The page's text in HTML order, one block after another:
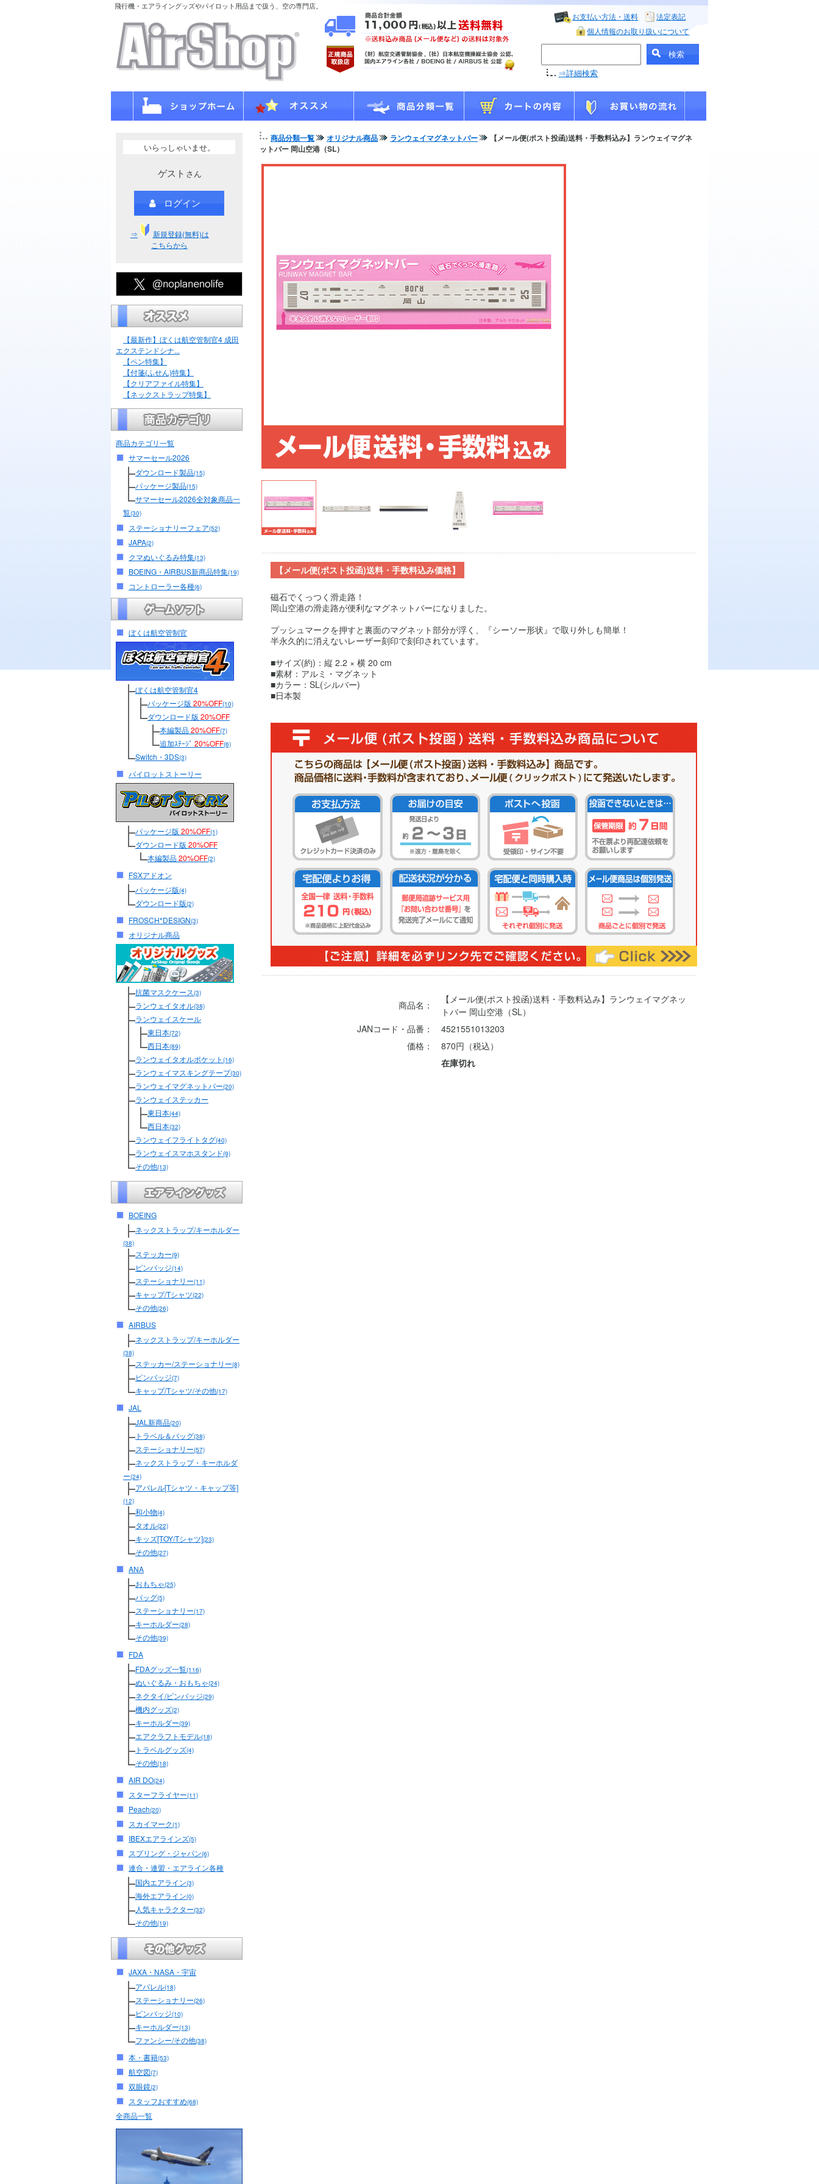
飛行機・エアライングッズやパイロット用品まで扱う、空の専門店。
お支払い方法・送料
法定表記
個人情報のお取り扱いについて
⇒詳細検索
いらっしゃいませ。
ゲスト さん
ログイン
⇒
新規登録(無料)は
こちらから
【最新作】ぼくは航空管制官4 成田
エクステンドシナ...
【ペン特集】
【付箋(ふせん)特集】
【クリアファイル特集】
【ネックストラップ特集】
商品カテゴリ一覧
サマーセール2026
ダウンロード製品(15)
パッケージ製品(15)
サマーセール2026全対象商品一
覧(30)
ステーショナリーフェア(52)
JAPA(2)
クマぬいぐるみ特集(13)
BOEING・AIRBUS新商品特集(19)
コントローラー各種(6)
ぼくは航空管制官
ぼくは航空管制官4
パッケージ版 20%OFF(10)
ダウンロード版 20%OFF
本編製品20%OFF(7)
追加ｽﾃｰｼﾞ 20%OFF(6)
Switch・3DS(3)
パイロットストーリー
パッケージ版 20%OFF(1)
ダウンロード版 20%OFF
本編製品20%OFF(2)
FSXアドオン
パッケージ版(4)
ダウンロード版(2)
FROSCH*DESIGN(3)
オリジナル商品
抗菌マスクケース(3)
ランウェイタオル(38)
ランウェイスケール
東日本(72)
西日本(89)
ランウェイタオルポケット (16)
ランウェイマスキングテープ(30)
ランウェイマグネットバー(20)
ランウェイステッカー
東日本(44)
西日本(32)
ランウェイフライトタグ(40)
ランウェイスマホスタンド(9)
その他(13)
BOEING
ネックストラップ/キーホルダー
(38)
ステッカー(9)
ピンバッジ(14)
ステーショナリー(11)
キャップ/Tシャツ(22)
その他(26)
AIRBUS
ネックストラップ/キーホルダー
(38)
ステッカー/ステーショナリー(8)
ピンバッジ(7)
キャップ/Tシャツ/その他(17)
JAL
JAL新商品(20)
トラベル＆バッグ(38)
ステーショナリー(57)
ネックストラップ・キーホルダ
ー(24)
アパレル[Tシャツ・キャップ等]
(12)
和小物(4)
タオル(22)
キッズ[TOY/Tシャツ](23)
その他(27)
ANA
おもちゃ(25)
バッグ(5)
ステーショナリー(17)
キーホルダー(28)
その他(39)
FDA
FDAグッズ一覧(116)
ぬいぐるみ・おもちゃ(24)
ネクタイ/ピンバッジ(29)
機内グッズ(2)
キーホルダー(39)
エアクラフトモデル(18)
トラベルグッズ(4)
その他(18)
AIR DO(24)
スターフライヤー(11)
Peach(20)
スカイマーク(1)
IBEXエアラインズ(5)
スプリング・ジャパン(6)
連合・連盟・エアライン各種
国内エアライン(3)
海外エアライン(0)
人気キャラクター(32)
その他(19)
JAXA・NASA・宇宙
アパレル(18)
ステーショナリー(26)
ピンバッジ(10)
キーホルダー(13)
ファンシー/その他(38)
本・書籍(53)
航空図(7)
双眼鏡(2)
スタッフおすすめ(68)
全商品一覧
商品分類一覧 オリジナル商品 ランウェイマグネットバー
【メール便(ポスト投函)送料・手数料込み】ランウェイマグネ
ットバー 岡山空港（SL）
【メール便(ポスト投函)送料・手数料込み価格】
磁石でくっつく滑走路！
岡山空港の滑走路が便利なマグネットバーになりました。
プッシュマークを押すと裏面のマグネット部分が浮く、『シーソー形状』で取り外しも簡単！
半永久的に消えないレーザー刻印で刻印されています。
■サイズ(約)：縦 2.2 × 横 20 cm
■素材：アルミ・マグネット
■カラー：SL(シルバー)
■日本製
商品名：
【メール便(ポスト投函)送料・手数料込み】ランウェイマグネッ
トバー 岡山空港（SL）
JANコード・品番：
4521551013203
価格：
870円（税込）
在庫切れ